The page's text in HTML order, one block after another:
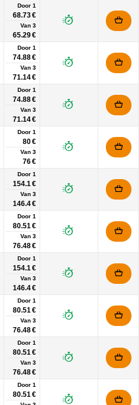
Door 1
68.73 €
Van 3
65.29 €
Door 1
74.88 €
Van 3
71.14 €
Door 1
74.88 €
Van 3
71.14 €
Door 1
80 €
Van 3
76 €
Door 1
154.1 €
Van 3
146.4 €
Door 1
80.51 €
Van 3
76.48 €
Door 1
154.1 €
Van 3
146.4 €
Door 1
80.51 €
Van 3
76.48 €
Door 1
80.51 €
Van 3
76.48 €
Door 1
80.51 €